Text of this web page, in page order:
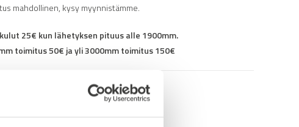
mahdollinen, kysy myynnistämme.
25€ kun lähetyksen pituus alle 1900mm.
toimitus 50€ ja yli 3000mm toimitus 150€